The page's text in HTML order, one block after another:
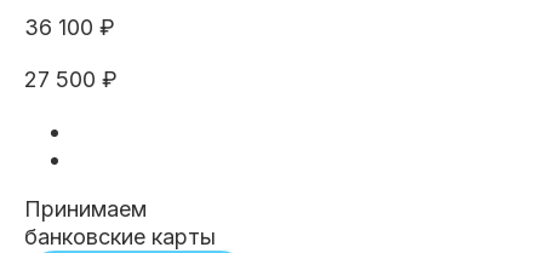
Услуги
Цены
36 100 ₽
27 500 ₽
Принимаем
банковские карты